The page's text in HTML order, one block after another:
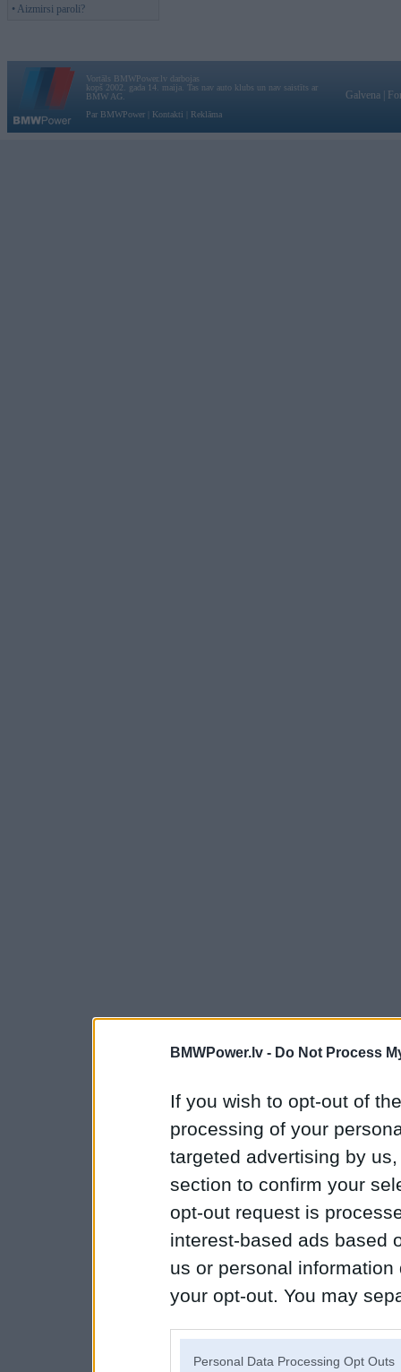
BMWPower.lv - Do Not Process
If you wish to opt-out of
processing of your
targeted advertising by
section to confirm your
opt-out request is
interest-based ads based
us or personal
your opt-out. You may
Personal Data Processing Opt Outs
• Aizmirsi paroli?
Vortāls BMWPower.lv darbojas
kopš 2002. gada 14. maija. Tas nav auto klubs un nav saistīts ar
BMW AG.
Par BMWPower
Kontakti Reklāma
Galvena